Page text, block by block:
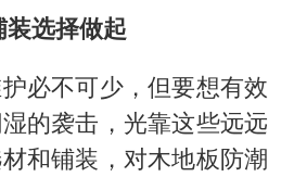
装选择做起
必不可少，但要想有效
的袭击，光靠这些远远
和铺装，对木地板防潮